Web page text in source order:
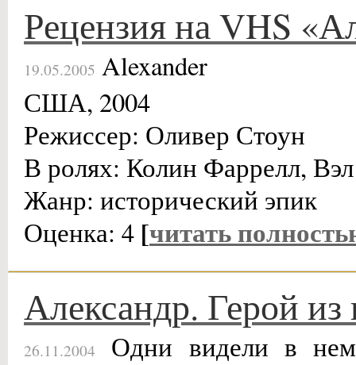
Рецензия на VHS
19.05.2005 Alexander
США, 2004
Режиссер: Оливер Стоун
В ролях: Колин Фаррелл,
Жанр: исторический эпик
Оценка: 4 [читать
Александр. Герой из
26.11.2004
Одни видели в